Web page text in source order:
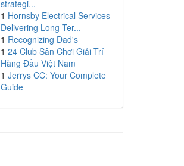
strategi...
1 Hornsby Electrical Services
Delivering Long Ter...
1 Recognizing Dad's
1 24 Club Sân Chơi Giải Trí
Hàng Đầu Việt Nam
1 Jerrys CC: Your Complete
Guide